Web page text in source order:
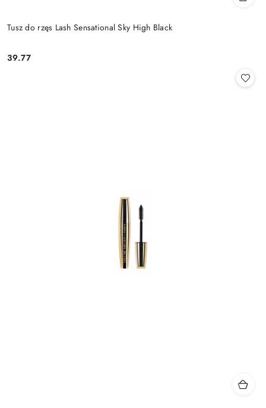
Tusz do rzęs Lash Sensational Sky High Black
Cena:
39.77